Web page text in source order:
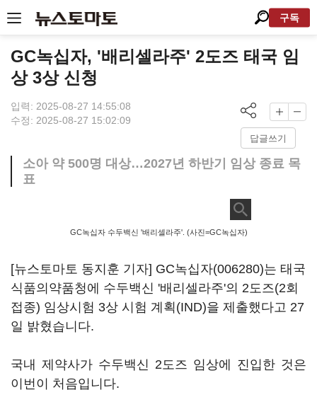
구독
GC녹십자, '배리셀라주' 2도즈 태국 임
상 3상 신청
입력: 2025-08-27 14:55:08
수정: 2025-08-27 15:02:09
답글쓰기
소아 약 500명 대상…2027년 하반기 임상 종료 목
표
GC녹십자 수두백신 '배리셀라주'. (사진=GC녹십자)
[뉴스토마토 동지훈 기자] GC녹십자(006280)는 태국
식품의약품청에 수두백신 '배리셀라주'의 2도즈(2회
접종) 임상시험 3상 시험 계획(IND)을 제출했다고 27
일 밝혔습니다.
국내 제약사가 수두백신 2도즈 임상에 진입한 것은
이번이 처음입니다.